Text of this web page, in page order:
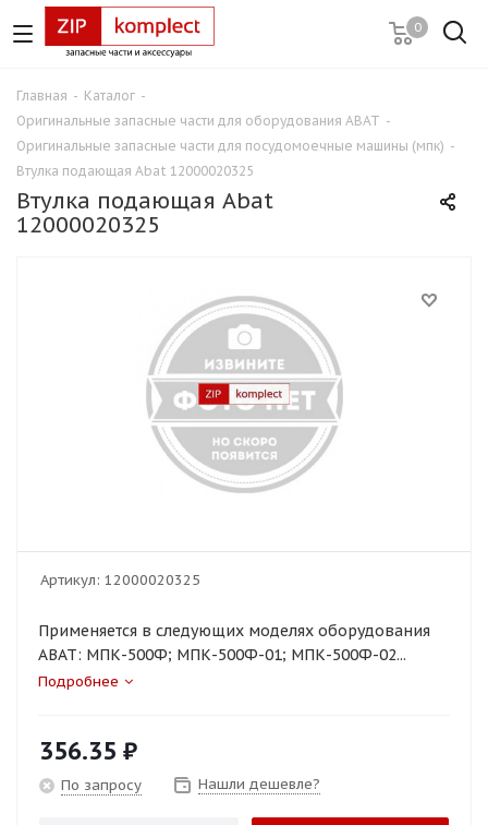
0
Главная - Каталог -
Оригинальные запасные части для оборудования ABAT -
Оригинальные запасные части для посудомоечные машины (мпк) -
Втулка подающая Abat 12000020325
Втулка подающая Abat
12000020325
Артикул: 12000020325
Применяется в следующих моделях оборудования
ABAT: МПК-500Ф; МПК-500Ф-01; МПК-500Ф-02...
Подробнее
356.35 ₽
По запросу Нашли дешевле?